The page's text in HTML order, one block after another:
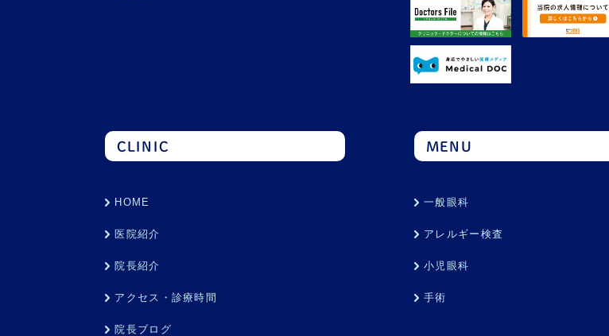
CLINIC
HOME
医院紹介
院長紹介
アクセス・診療時間
院長ブログ
MENU
一般眼科
アレルギー検査
小児眼科
手術